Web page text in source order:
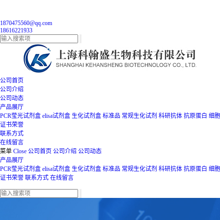
1870475560@qq.com
18616221933
公司首页
公司介绍
公司动态
产品展厅
PCR莹光试剂盒 elisa试剂盒 生化试剂盒 标准品 常规生化试剂 科研抗体 抗原蛋白 细胞
证书荣誉
联系方式
在线留言
菜单 Close 公司首页 公司介绍 公司动态
产品展厅
PCR莹光试剂盒 elisa试剂盒 生化试剂盒 标准品 常规生化试剂 科研抗体 抗原蛋白 细胞
证书荣誉 联系方式 在线留言